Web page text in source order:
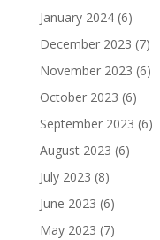
January 2024(6)
December 2023 (7)
November 2023 (6)
October 2023 (6)
September 2023 (6)
August 2023 (6)
July 2023 (8)
June 2023 (6)
May 2023 (7)